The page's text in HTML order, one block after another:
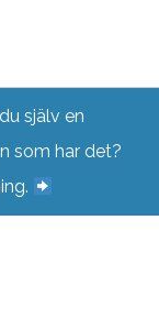
själv en
som har det?